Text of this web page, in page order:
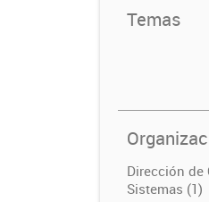
Temas
Dirección de
Sistemas (1)